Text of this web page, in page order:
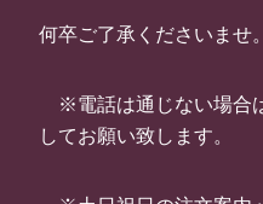
何卒ご了承くださいませ。
※電話は通じない場合
してお願い致します。